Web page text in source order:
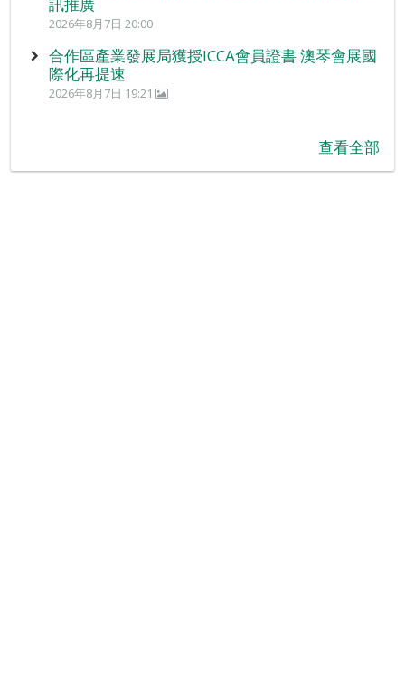
2026年8月7日 20:00
合作區產業發展局獲授ICCA會員證書 澳琴會展國
際化再提速
2026年8月7日 19:21
查看全部